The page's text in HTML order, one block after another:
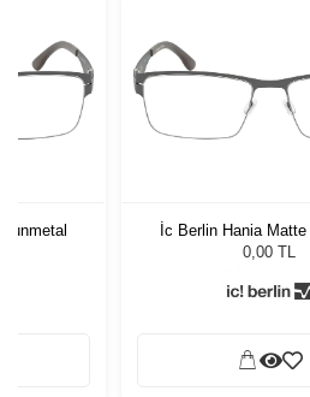
İc Berlin Hania
0,00 TL